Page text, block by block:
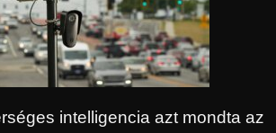
intelligencia azt mondta az